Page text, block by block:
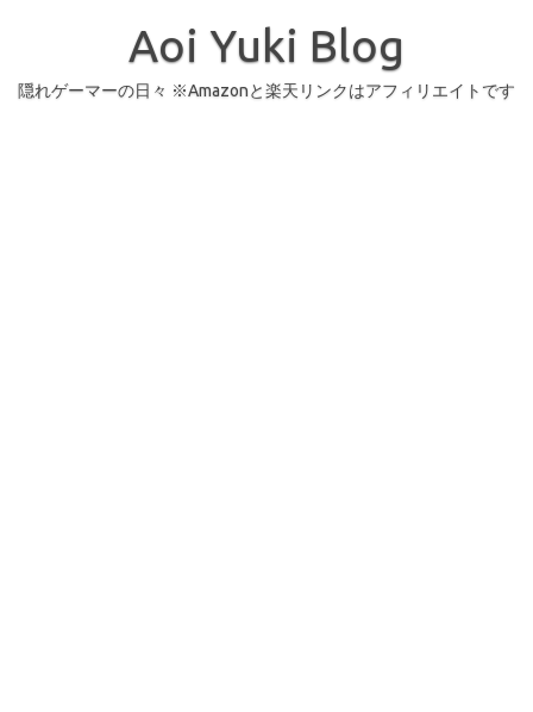
Aoi Yuki Blog
隠れゲーマーの日々 ※Amazonと楽天リンクはアフィリエイトです